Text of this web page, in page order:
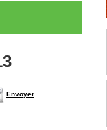
Envoyer